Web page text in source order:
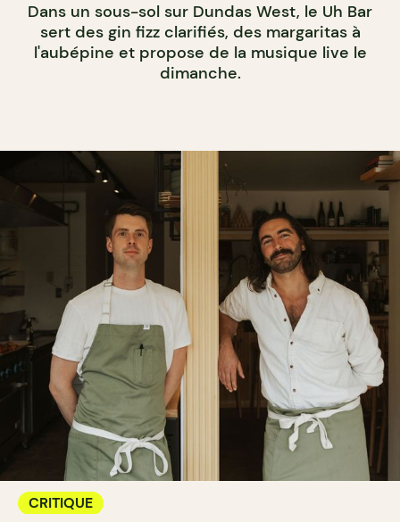
Dans un sous-sol sur Dundas West, le Uh Bar
sert des gin fizz clarifiés, des margaritas à
l'aubépine et propose de la musique live le
dimanche.
CRITIQUE